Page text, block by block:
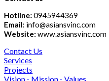
Hotline: 0945944369
Email: info@asiansvinc.com
Website: www.asiansvinc.com
Contact Us
Services
Projects
Vision - Mission - Values